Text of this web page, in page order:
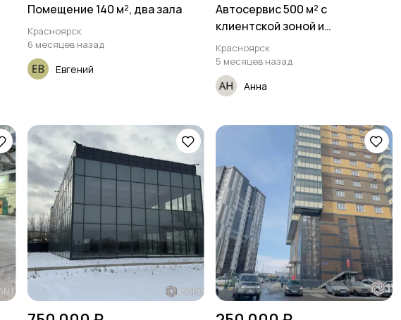
Помещение 140 м², два зала
Красноярск
6 месяцев назад
Евгений
Автосервис 500 м² с
клиентской зоной и
территорией
Красноярск
5 месяцев назад
Анна